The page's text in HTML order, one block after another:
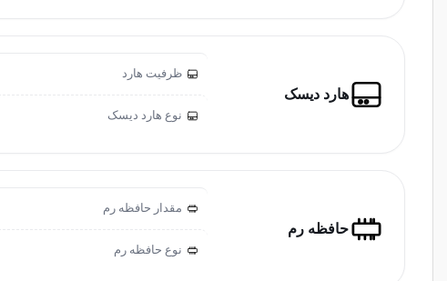
هارد دیسک
ظرفیت هارد
نوع هارد دیسک
حافظه رم
مقدار حافظه رم
نوع حافظه رم